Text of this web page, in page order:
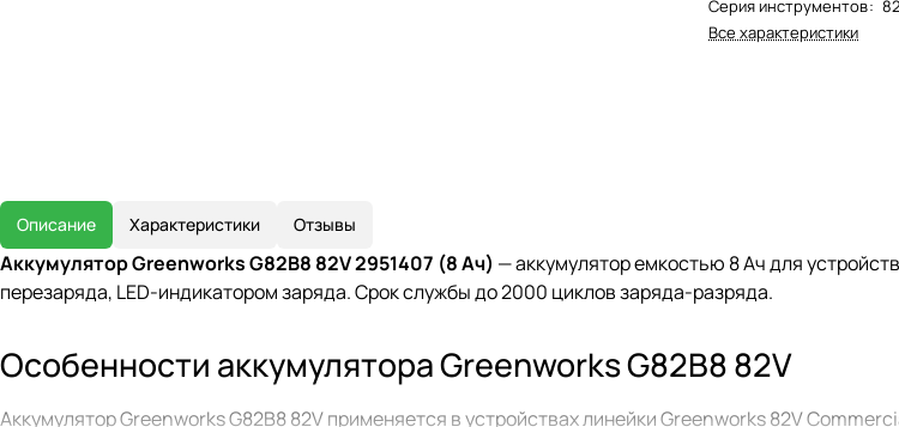
Серия инструментов:
Все характеристики
Описание Характеристики Отзывы
Аккумулятор Greenworks G82B8 82V 2951407 (8 Ач) — аккумулятор емкостью 8 Ач для
перезаряда, LED-индикатором заряда. Срок службы до 2000 циклов заряда-разряда.
Особенности аккумулятора Greenworks G82B8 82V
Аккумулятор Greenworks G82B8 82V применяется в устройствах линейки Greenworks 82V